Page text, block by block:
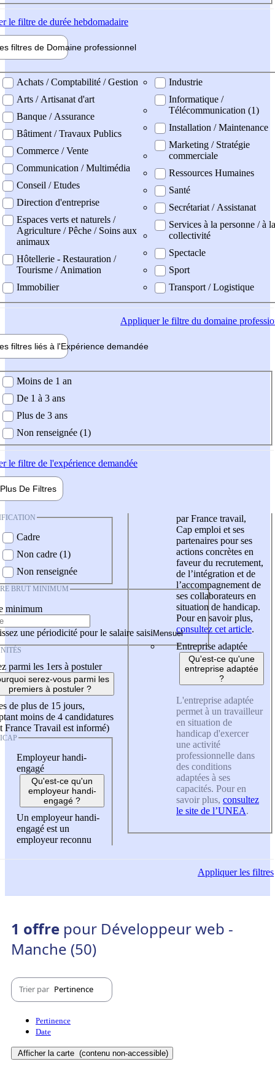
le filtre de durée hebdomadaire
filtres de Domaine professionnel
professionel
Achats / Comptabilité / Gestion
Arts / Artisanat d'art
Banque / Assurance
Bâtiment / Travaux Publics
Commerce / Vente
Communication / Multimédia
Conseil / Etudes
Direction d'entreprise
Espaces verts et naturels /
Agriculture / Pêche / Soins aux
animaux
Hôtellerie - Restauration /
Tourisme / Animation
Immobilier
Industrie
Informatique /
Télécommunication (1)
Installation / Maintenance
Marketing / Stratégie
commerciale
Ressources Humaines
Santé
Secrétariat / Assistanat
Services à la personne / à la
collectivité
Spectacle
Sport
Transport / Logistique
Appliquerle filtre du domaine
filtres liés à l'Expérience demandée
demandée
Moins de 1 an
De 1 à 3 ans
Plus de 3 ans
Non renseignée (1)
le filtre de l'expérience demandée
Plus De Filtres
Cadre
Non cadre (1)
Non renseignée
BRUT MINIMUM
minimum
une périodicité pour le salaire saisi
parmi les 1ers à postuler
serez-vous parmi les
premiers à postuler ?
de plus de 15 jours,
moins de 4 candidatures
France Travail est informé)
Employeur handi-
engagé
Qu'est-ce qu'un
employeur handi-
engagé ?
Un employeur handi-
engagé est un
employeur reconnu
par France travail,
Cap emploi et ses
partenaires pour ses
actions concrètes en
faveur du recrutement,
de l’intégration et de
l’accompagnement de
ses collaborateurs en
situation de handicap.
Pour en savoir plus,
consultez cet article.
Entreprise adaptée
Qu'est-ce qu'une
entreprise adaptée
?
L'entreprise adaptée
permet à un travailleur
en situation de
handicap d'exercer
une activité
professionnelle dans
des conditions
adaptées à ses
capacités. Pour en
savoir plus, consultez
le site de l’UNEA.
Appliquerles filtres
1 offre pour Développeur web -
Manche (50)
Trier par Pertinence
Pertinence
Date
Afficher la carte (contenu non-accessible)